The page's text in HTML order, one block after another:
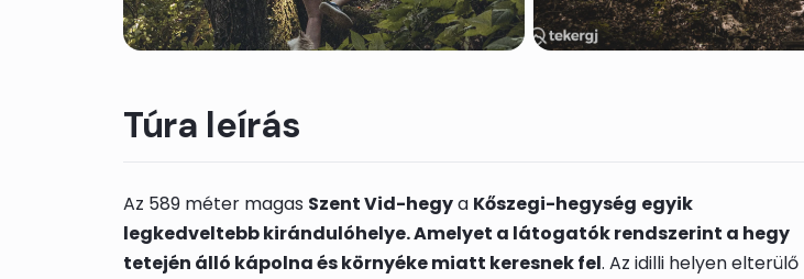
Túra leírás
Az 589 méter magas Szent Vid-hegya Kőszegi-hegység egyik
legkedveltebb kirándulóhelye. Amelyet a látogatók rendszerint a hegy
tetején álló kápolna és környéke miatt keresnek fel. Az idilli helyen elterülő